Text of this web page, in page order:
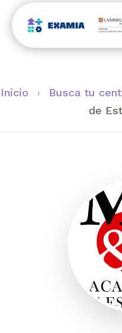
Inicio › Busca tu
de